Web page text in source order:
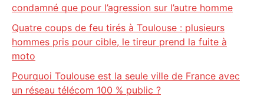
condamné que pour l’agression sur l’autre homme
Quatre coups de feu tirés à Toulouse : plusieurs
hommes pris pour cible, le tireur prend la fuite à
moto
Pourquoi Toulouse est la seule ville de France avec
un réseau télécom 100 % public ?